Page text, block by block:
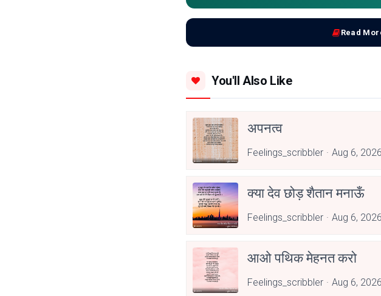
Read
You'll Also Like
अपनत्व
Feelings_scribbler Aug 6, 2026
क्या देव छोड़ शैतान मनाऊँ
Feelings_scribbler Aug 6, 2026
आओ पथिक मेहनत करो
Feelings_scribbler Aug 6, 2026